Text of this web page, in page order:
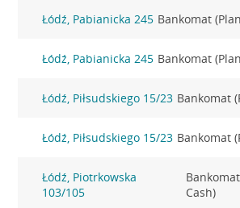
Łódź, Pabianicka 245 Bankomat
Łódź, Pabianicka 245 Bankomat
Łódź, Piłsudskiego 15/23 Bankomat
Łódź, Piłsudskiego 15/23 Bankomat
Łódź, Piotrkowska
103/105
Cash)